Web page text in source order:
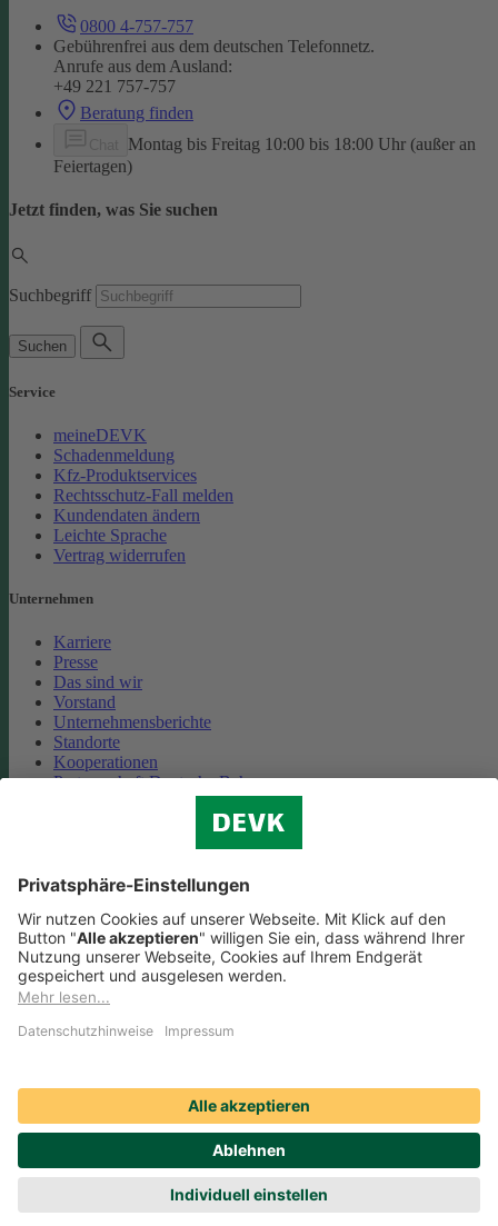
0800 4-757-757
Gebührenfrei aus dem deutschen Telefonnetz.
Anrufe aus dem Ausland:
+49 221 757-757
Beratung finden
Montag bis Freitag 10:00 bis 18:00 Uhr (außer an
Feiertagen)
Jetzt finden, was Sie suchen
Suchbegriff
Suchen
Service
meineDEVK
Schadenmeldung
Kfz-Produktservices
Rechtsschutz-Fall melden
Kundendaten ändern
Leichte Sprache
Vertrag widerrufen
Unternehmen
Karriere
Presse
Das sind wir
Vorstand
Unternehmensberichte
Standorte
Kooperationen
Partnerschaft Deutsche Bahn
Cookie-Einstellungen
Datenschutz
Impressum
Streitbeilegung
Nutzungshinweise
Compliance
Social Media Icons sowie Verlinkungen, die mit
sind, führen auf externe Seiten. Die DEVK ist für die dortigen
Nutzungsbedingungen und Datenschutzbestimmungen nicht
verantwortlich. Mehr dazu erfahren Sie unter